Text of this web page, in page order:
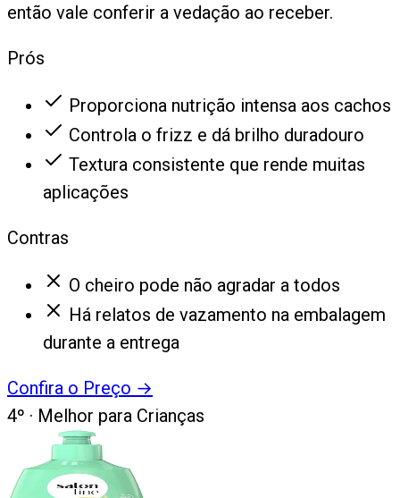
então vale conferir a vedação ao receber.
Prós
Proporciona nutrição intensa aos cachos
Controla o frizz e dá brilho duradouro
Textura consistente que rende muitas
aplicações
Contras
O cheiro pode não agradar a todos
Há relatos de vazamento na embalagem
durante a entrega
Confira o Preço →
4º · Melhor para Crianças